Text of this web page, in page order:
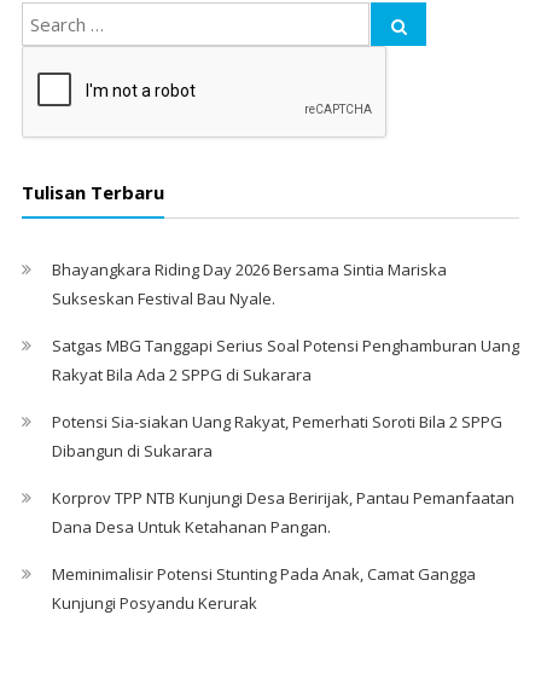
Tulisan Terbaru
Bhayangkara Riding Day 2026 Bersama Sintia Mariska
Sukseskan Festival Bau Nyale. ‎
Satgas MBG Tanggapi Serius Soal Potensi Penghamburan Uang
Rakyat Bila Ada 2 SPPG di Sukarara
Potensi Sia-siakan Uang Rakyat, Pemerhati Soroti Bila 2 SPPG
Dibangun di Sukarara
Korprov TPP NTB Kunjungi Desa Beririjak, Pantau Pemanfaatan
Dana Desa Untuk Ketahanan Pangan.
Meminimalisir Potensi Stunting Pada Anak, Camat Gangga
Kunjungi Posyandu Kerurak